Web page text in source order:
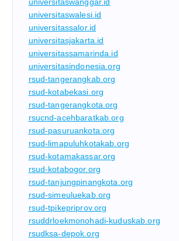
universitaswanggar.id
universitaswalesi.id
universitassalor.id
universitasjakarta.id
universitassamarinda.id
universitasindonesia.org
rsud-tangerangkab.org
rsud-kotabekasi.org
rsud-tangerangkota.org
rsucnd-acehbaratkab.org
rsud-pasuruankota.org
rsud-limapuluhkotakab.org
rsud-kotamakassar.org
rsud-kotabogor.org
rsud-tanjungpinangkota.org
rsud-simeuluekab.org
rsud-tpikepriprov.org
rsuddrloekmonohadi-kuduskab.org
rsudksa-depok.org